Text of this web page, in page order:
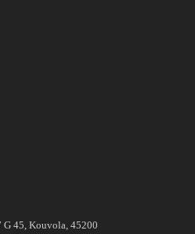
45, Kouvola, 45200